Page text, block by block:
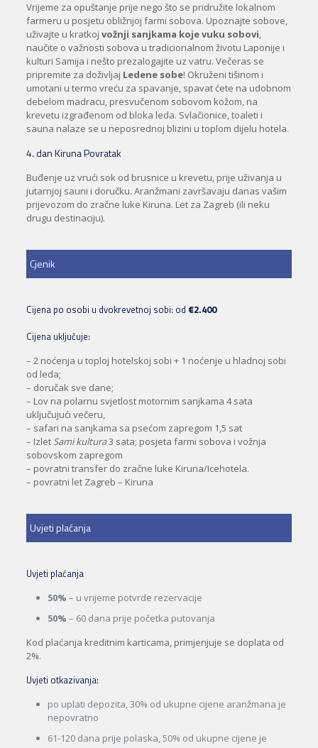
Vrijeme za opuštanje prije nego što se pridružite lokalnom
farmeru u posjetu obližnjoj farmi sobova. Upoznajte sobove,
uživajte u kratkoj vožnji sanjkama koje vuku sobovi,
naučite o važnosti sobova u tradicionalnom životu Laponije i
kulturi Samija i nešto prezalogajite uz vatru. Večeras se
pripremite za doživljaj Ledene sobe! Okruženi tišinom i
umotani u termo vreću za spavanje, spavat ćete na udobnom
debelom madracu, presvučenom sobovom kožom, na
krevetu izgrađenom od bloka leda. Svlačionice, toaleti i
sauna nalaze se u neposrednoj blizini u toplom dijelu hotela.
4. dan Kiruna Povratak
Buđenje uz vrući sok od brusnice u krevetu, prije uživanja u
jutarnjoj sauni i doručku. Aranžmani završavaju danas vašim
prijevozom do zračne luke Kiruna. Let za Zagreb (ili neku
drugu destinaciju).
Cjenik
Cijena po osobi u dvokrevetnoj sobi: od €2.400
Cijena uključuje:
– 2 noćenja u toploj hotelskoj sobi + 1 noćenje u hladnoj sobi
od leda;
– doručak sve dane;
– Lov na polarnu svjetlost motornim sanjkama 4 sata
uključujući večeru,
– safari na sanjkama sa psećom zapregom 1,5 sat
– Izlet Sami kultura3 sata; posjeta farmi sobova i vožnja
sobovskom zapregom
– povratni transfer do zračne luke Kiruna/Icehotela.
– povratni let Zagreb – Kiruna
Uvjeti plaćanja
Uvjeti plaćanja
50% – u vrijeme potvrde rezervacije
50% – 60 dana prije početka putovanja
Kod plaćanja kreditnim karticama, primjenjuje se doplata od
2%.
Uvjeti otkazivanja:
po uplati depozita, 30% od ukupne cijene aranžmana je
nepovratno
61-120 dana prije polaska, 50% od ukupne cijene je